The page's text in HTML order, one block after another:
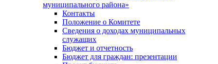
муниципального района»
Контакты
Положение о Комитете
Сведения о доходах муниципальных
служащих
Бюджет и отчетность
Бюджет для граждан: презентации